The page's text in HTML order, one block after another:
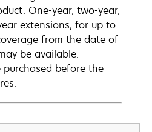
One-year, two-year,
extensions, for up to
from the date of
be available.
purchased before the